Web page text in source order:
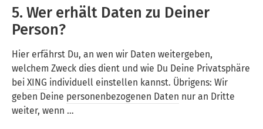
5. Wer erhält Daten zu Deiner
Person?
Hier erfährst Du, an wen wir Daten weitergeben,
welchem Zweck dies dient und wie Du Deine Privatsphäre
beiXING individuell einstellen kannst. Übrigens: Wir
geben Deine personenbezogenen Daten nur an Dritte
weiter, wenn …